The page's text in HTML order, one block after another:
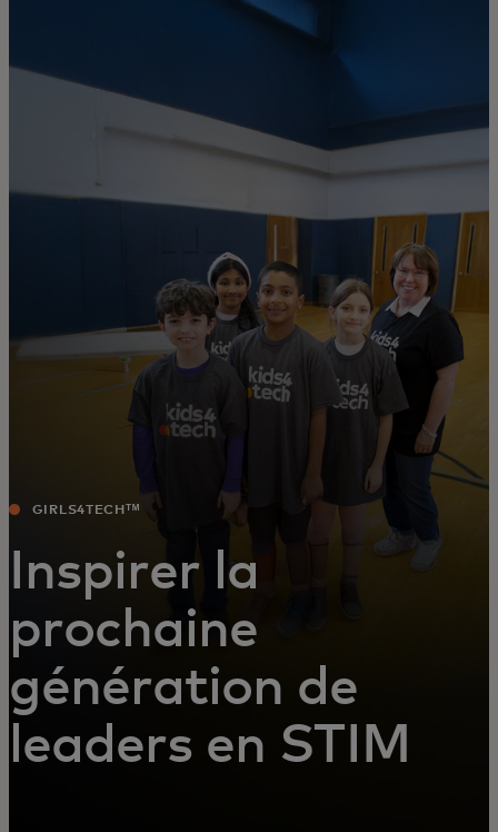
Pour les entreprises
Pour les innovateurs
Actualités et tendances
GIRLS4TECHᵀᴹ
Inspirer la
prochaine
génération de
leaders en STIM